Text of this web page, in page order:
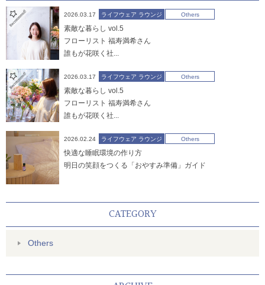
2026.03.17 ライフウェア ラウンジ Others
素敵な暮らし vol.5
フローリスト 福寿満希さん
誰もが花咲く社...
2026.03.17 ライフウェア ラウンジ Others
素敵な暮らし vol.5
フローリスト 福寿満希さん
誰もが花咲く社...
2026.02.24 ライフウェア ラウンジ Others
快適な睡眠環境の作り方
明日の笑顔をつくる「おやすみ準備」ガイド
CATEGORY
Others